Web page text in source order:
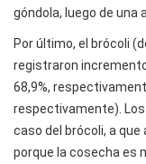
góndola, luego de una
Por último, el brócoli
registraron
68,9%,
respectivamente).
caso del brócoli, a
porque la cosecha es